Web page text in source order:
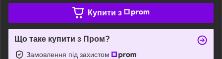
Купити з
Що таке купити з Пром?
Замовлення під захистом